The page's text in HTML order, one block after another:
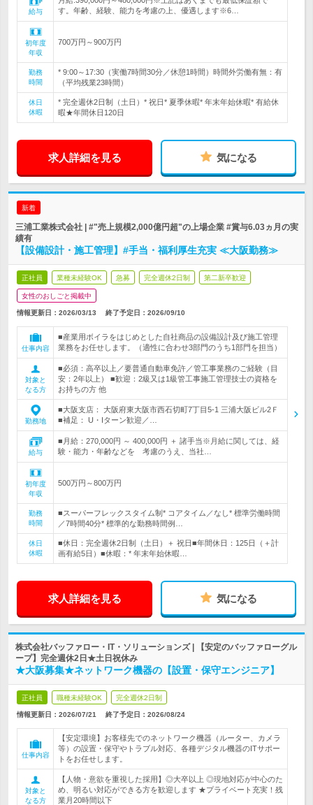
給与
す。年齢、経験、能力を考慮の上、優遇します※6…
初年度
年収
700万円～900万円
勤務
時間
* 9:00～17:30（実働7時間30分／休憩1時間）時間外労働有無：有
（平均残業23時間）
休日
休暇
* 完全週休2日制（土日）* 祝日* 夏季休暇* 年末年始休暇* 有給休
暇★年間休日120日
求人詳細を見る 気になる
新着
三浦工業株式会社 | #"売上規模2,000億円超"の上場企業 #賞与6.03ヵ月の実
績有
【設備設計・施工管理】#手当・福利厚生充実 ≪大阪勤務≫
正社員 業種未経験OK 急募 完全週休2日制 第二新卒歓迎
女性のおしごと掲載中
情報更新日：2026/03/13 終了予定日： 2026/09/10
仕事内容
■産業用ボイラをはじめとした自社商品の設備設計及び施工管理
業務をお任せします。（適性に合わせ3部門のうち1部門を担当）
対象と
なる方
■必須：高卒以上／要普通自動車免許／管工事業務のご経験（目
安：2年以上） ■歓迎：2級又は1級管工事施工管理技士の資格を
お持ちの方 他
勤務地
■大阪支店： 大阪府東大阪市西石切町7丁目5-1 三浦大阪ビル2Ｆ
■補足： U・Iターン歓迎／…
給与
■月給：270,000円 ～ 400,000円 ＋ 諸手当※月給に関しては、経
験・能力・年齢などを 考慮のうえ、当社…
初年度
年収
500万円～800万円
勤務
時間
■スーパーフレックスタイム制* コアタイム／なし* 標準労働時間
／7時間40分* 標準的な勤務時間例…
休日
休暇
■休日：完全週休2日制（土日）＋ 祝日■年間休日：125日（＋計
画有給5日）■休暇：* 年末年始休暇…
求人詳細を見る 気になる
株式会社バッファロー・IT・ソリューションズ | 【安定のバッファローグル
ープ】完全週休2日★土日祝休み
★大阪募集★ネットワーク機器の【設置・保守エンジニア】
正社員 職種未経験OK 完全週休2日制
情報更新日：2026/07/21 終了予定日： 2026/08/24
仕事内容
【安定環境】お客様先でのネットワーク機器（ルーター、カメラ
等）の設置・保守やトラブル対応、各種デジタル機器のITサポー
トをお任せします。
対象と
なる方
【人物・意欲を重視した採用】◎大卒以上 ◎現地対応が中心のた
め、明るい対応ができる方を歓迎します ★プライベート充実！残
業月20時間以下